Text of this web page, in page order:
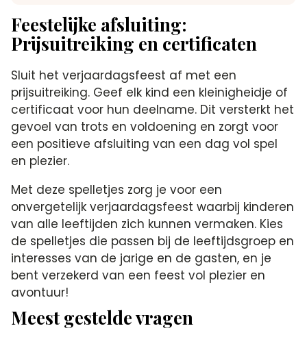
Feestelijke afsluiting:
Prijsuitreiking en certificaten
Sluit het verjaardagsfeest af met een
prijsuitreiking.​ Geef elk kind een kleinigheidje of
certificaat voor hun deelname.​ Dit versterkt het
gevoel van trots en voldoening en zorgt voor
een positieve afsluiting van een dag vol spel
en plezier.​
Met deze spelletjes zorg je voor een
onvergetelijk verjaardagsfeest waarbij kinderen
van alle leeftijden zich kunnen vermaken.​ Kies
de spelletjes die passen bij de leeftijdsgroep en
interesses van de jarige en de gasten, en je
bent verzekerd van een feest vol plezier en
avontuur!
Meest gestelde vragen